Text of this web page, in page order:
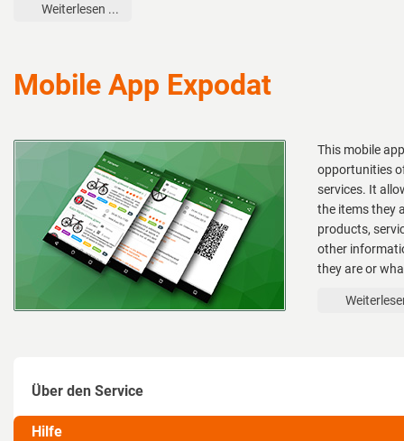
Weiterlesen ...
Mobile App Expodat
This mobile
opportunities
services. It
the items they
products,
other
they are or
Über den Service
Möglichkeiten
Hilfe